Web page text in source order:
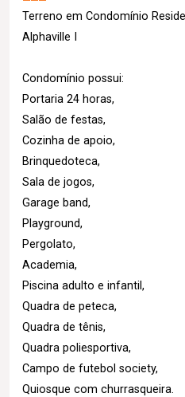
Terreno em Condomínio
Alphaville I
Condomínio possui:
Portaria 24 horas,
Salão de festas,
Cozinha de apoio,
Brinquedoteca,
Sala de jogos,
Garage band,
Playground,
Pergolato,
Academia,
Piscina adulto e infantil,
Quadra de peteca,
Quadra de tênis,
Quadra poliesportiva,
Campo de futebol society,
Quiosque com churrasqueira.